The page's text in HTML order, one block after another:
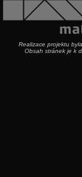
Realizace projektu
Obsah stránek je k